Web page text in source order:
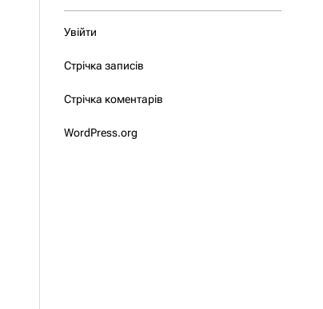
Увійти
Стрічка записів
Стрічка коментарів
WordPress.org